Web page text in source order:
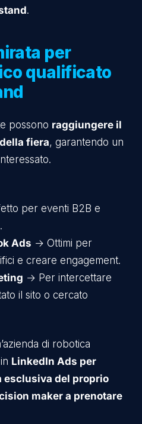
.
per
qualificato
possono raggiungere il
fiera, garantendo un
per eventi B2B e
Ads → Ottimi per
e creare engagement.
→ Per intercettare
il sito o cercato
di robotica
LinkedIn Ads per
esclusiva del proprio
maker a prenotare